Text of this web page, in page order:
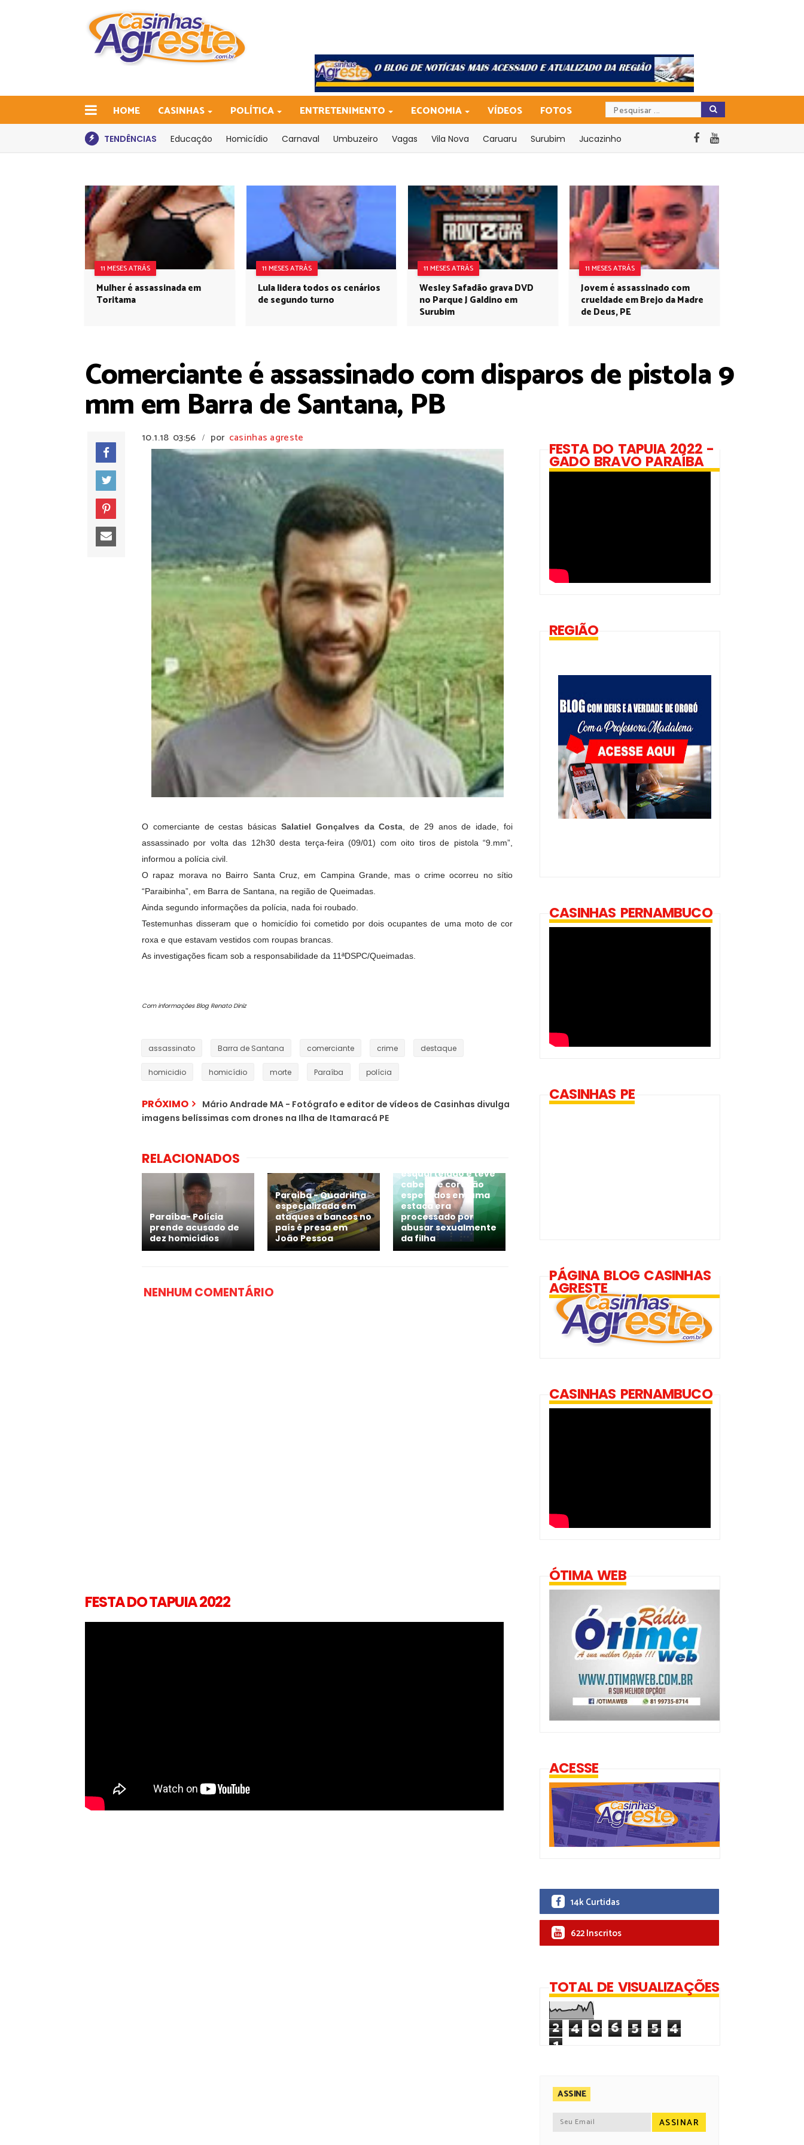
HOME CASINHAS POLÍTICA ENTRETENIMENTO ECONOMIA VÍDEOS FOTOS
TENDÊNCIAS Educação Homicídio Carnaval Umbuzeiro Vagas Vila Nova Caruaru Surubim Jucazinho
11 MESES ATRÁS
Mulher é assassinada em
Toritama
11 MESES ATRÁS
Lula lidera todos os cenários
de segundo turno
11 MESES ATRÁS
Wesley Safadão grava DVD
no Parque J Galdino em
Surubim
11 MESES ATRÁS
Jovem é assassinado com
crueldade em Brejo da Madre
de Deus, PE
Comerciante é assassinado com disparos de pistola 9
mm em Barra de Santana, PB
10.1.18 03:56 / por casinhas agreste
O comerciante de cestas básicas Salatiel Gonçalves da Costa , de 29 anos de idade, foi
assassinado por volta das 12h30 desta terça-feira (09/01) com oito tiros de pistola “9.mm”,
informou a polícia civil.
O rapaz morava no Bairro Santa Cruz, em Campina Grande, mas o crime ocorreu no sítio
“Paraibinha”, em Barra de Santana, na região de Queimadas.
Ainda segundo informações da polícia, nada foi roubado.
Testemunhas disseram que o homicídio foi cometido por dois ocupantes de uma moto de cor
roxa e que estavam vestidos com roupas brancas.
As investigações ficam sob a responsabilidade da 11ªDSPC/Queimadas.
Com informações Blog Renato Diniz
assassinato Barra de Santana comerciante crime destaque
homicidio homicídio morte Paraíba polícia
PRÓXIMO
Mário Andrade MA - Fotógrafo e editor de vídeos de Casinhas divulga
imagens belíssimas com drones na Ilha de Itamaracá PE
RELACIONADOS
Paraíba- Polícia
prende acusado de
dez homicídios
Paraíba - Quadrilha
especializada em
ataques a bancos no
país é presa em
João Pessoa
esquartejado e teve
cabeça e coração
espetados em uma
estaca era
processado por
abusar sexualmente
da filha
NENHUM COMENTÁRIO
FESTA DO TAPUIA 2022
FESTA DO TAPUIA 2022 -
GADO BRAVO PARAÍBA
REGIÃO
CASINHAS PERNAMBUCO
CASINHAS PE
PÁGINA BLOG CASINHAS
AGRESTE
CASINHAS PERNAMBUCO
ÓTIMA WEB
ACESSE
14k Curtidas
622 Inscritos
TOTAL DE VISUALIZAÇÕES
2 4 0 6 5 5 4
1
ASSINE